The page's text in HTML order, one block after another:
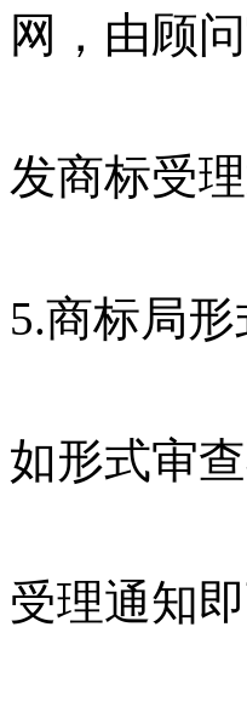
网，由顾
发商标受
5.商标局
如形式审
受理通知